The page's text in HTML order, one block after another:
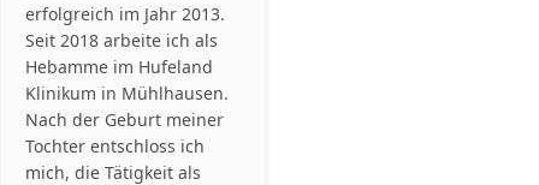
erfolgreich im Jahr 2013.
Seit 2018 arbeite ich als
Hebamme im Hufeland
Klinikum in Mühlhausen.
Nach der Geburt meiner
Tochter entschloss ich
mich, die Tätigkeit als